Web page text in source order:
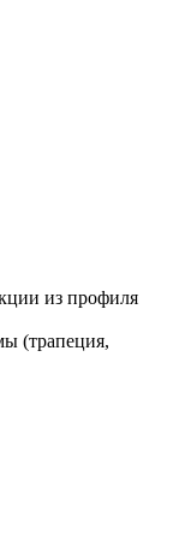
из профиля
(трапеция,